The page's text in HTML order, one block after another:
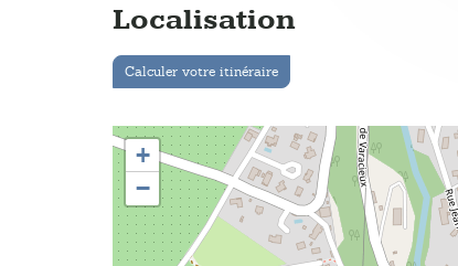
Localisation
Calculer votre itinéraire
+
−